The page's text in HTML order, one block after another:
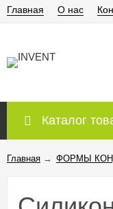
Главная О нас
Каталог
Главная → ФОРМЫ